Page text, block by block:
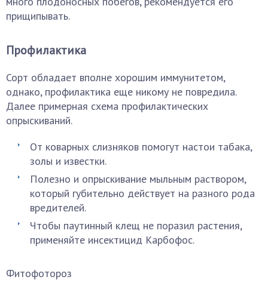
прищипывать.
Профилактика
Сорт обладает вполне хорошим иммунитетом,
однако, профилактика еще никому не повредила.
Далее примерная схема профилактических
опрыскиваний.
От коварных слизняков помогут настои табака,
золы и известки.
Полезно и опрыскивание мыльным раствором,
который губительно действует на разного рода
вредителей.
Чтобы паутинный клещ не поразил растения,
применяйте инсектицид Карбофос.
Фитофотороз